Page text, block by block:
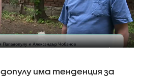
има тенденция за